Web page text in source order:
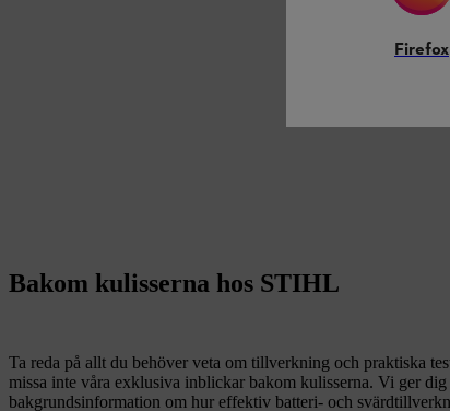
Bakom kulisserna hos STIHL
Ta reda på allt du behöver veta om tillverkning och praktiska
missa inte våra exklusiva inblickar bakom kulisserna. Vi ger dig
bakgrundsinformation om hur effektiv batteri- och
Firefox